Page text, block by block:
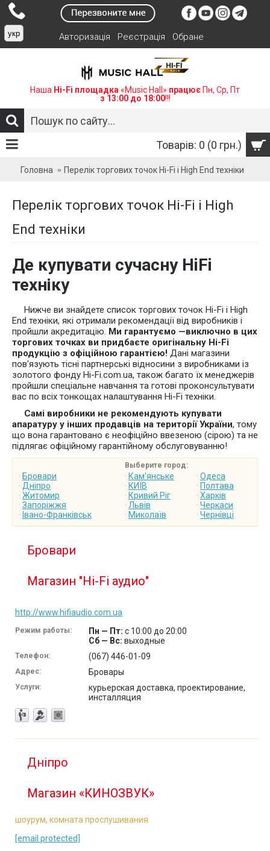
Авторизація Реєстрація Обране
укр
Наша Hi-Fi площадка «Music Hall» працює Пн, Ср, Пт
з 13:00 до 18:00!!!
Товарів: 0 (0 грн.)
Головна Перелік торгових точок Hi-Fi і High End техніки
Перелік торгових точок Hi-Fi і High
End техніки
Де купувати сучасну HiFi
техніку
Нижче ви знайдете список торгових точок Hi-Fi і High
End техніки, які отримали рекомендації від виробників і
пройшли акредитацію. Ми гарантуємо —виключно в цих
торгових точках ви придбаєте оригінальну Hi-Fi
продукцію з офіційною гарантією! Дані магазини
пов'язують тісні партнерські відносини з виробниками із
золотого фонду Hi-Fi.com.ua, також багато їх менеджерів
пройшли спеціальне навчання та готові проконсультувати
вас по всіх тонкощах налаштування Hi-Fi техніки.
Самі виробники не рекомендують купувати
апаратуру у інших продавців на території України, тому
що вона гарантовано є неофіційно ввезеною (сірою) та не
підлягає офіційному гарантійному обслуговуванню!
Выберите город:
· Бровари
· Дніпро
· Житомир
· Запоріжжя
· Івано-Франківськ
· Кам'янське
· КИЇВ
· Кривий Ріг
· Львів
· Миколаїв
· Одеса
· Полтава
· Харків
· Черкаси
· Чернівці
Бровари
Магазин "Hi-Fi аудио"
http://www.hifiaudio.com.ua
Режим работы: Пн — Пт: с 10:00 до 20:00
Сб — Вс: выходные
Телефон: (067) 446-01-09
Адрес: Бровары
Услуги:
курьерская доставка, проектирование,
инсталляция
Дніпро
Магазин «КИНОЗВУК»
шоурум, комната прослушивания
[email protected]